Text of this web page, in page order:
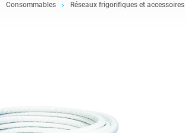
Consommables Réseaux frigorifiques et accessoires